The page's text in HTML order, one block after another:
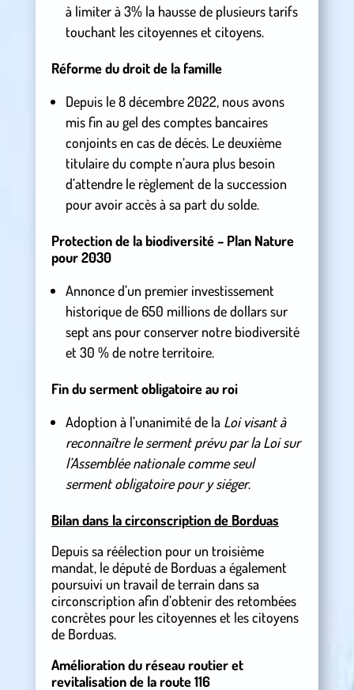
à limiter à 3% la hausse de plusieurs tarifs
touchant les citoyennes et citoyens.
Réforme du droit de la famille
Depuis le 8 décembre 2022, nous avons
mis fin au gel des comptes bancaires
conjoints en cas de décès. Le deuxième
titulaire du compte n’aura plus besoin
d’attendre le règlement de la succession
pour avoir accès à sa part du solde.
Protection de la biodiversité – Plan Nature
pour 2030
Annonce d’un premier investissement
historique de 650 millions de dollars sur
sept ans pour conserver notre biodiversité
et 30 % de notre territoire.
Fin du serment obligatoire au roi
Adoption à l’unanimité de la Loi visant à
reconnaître le serment prévu par la Loi sur
l’Assemblée nationale comme seul
serment obligatoire pour y siéger.
Bilan dans la circonscription de Borduas
Depuis sa réélection pour un troisième
mandat, le député de Borduas a également
poursuivi un travail de terrain dans sa
circonscription afin d’obtenir des retombées
concrètes pour les citoyennes et les citoyens
de Borduas.
Amélioration du réseau routier et
revitalisation de la route 116